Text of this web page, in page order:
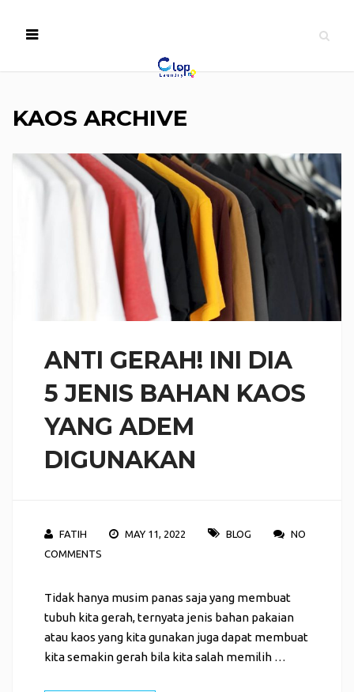
KAOS ARCHIVE
ANTI GERAH! INI DIA
5 JENIS BAHAN KAOS
YANG ADEM
DIGUNAKAN
FATIH MAY 11, 2022 BLOG
NO
COMMENTS
Tidak hanya musim panas saja yang membuat
tubuh kita gerah, ternyata jenis bahan pakaian
atau kaos yang kita gunakan juga dapat membuat
kita semakin gerah bila kita salah memilih …